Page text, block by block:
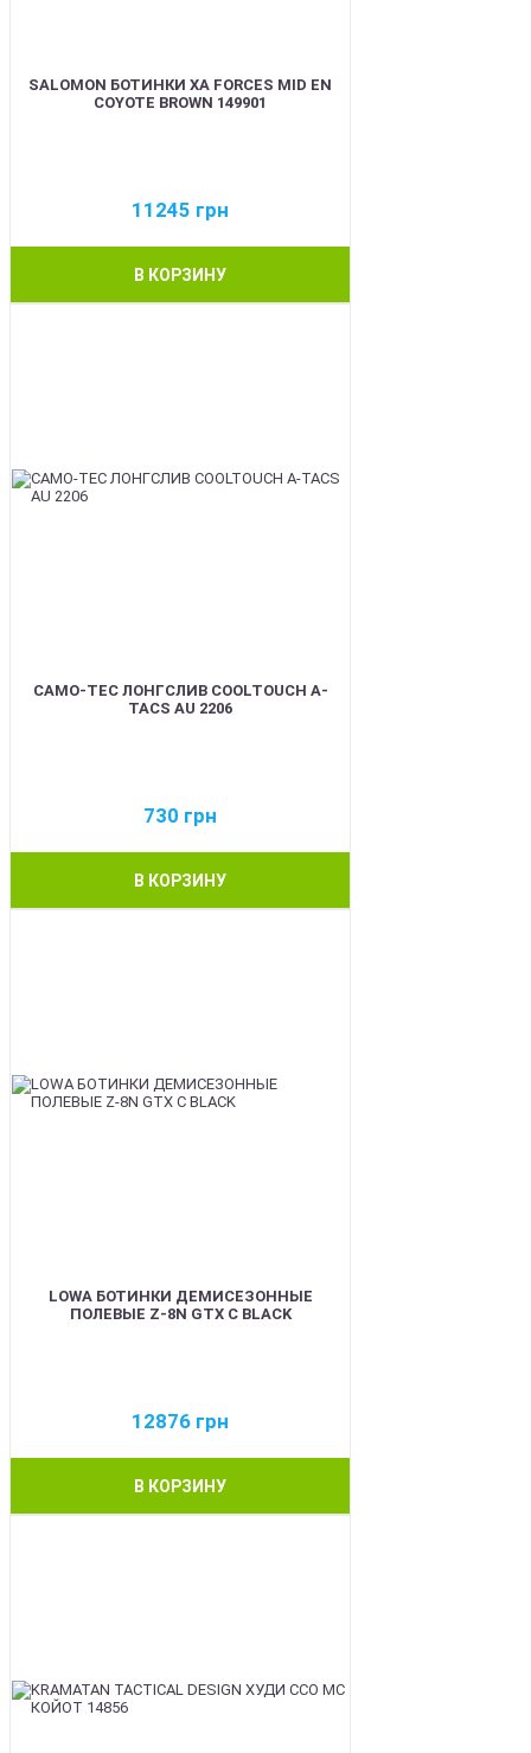
SALOMON БОТИНКИ XA FORCES MID EN
COYOTE BROWN 149901
11245 грн
В КОРЗИНУ
CAMO-TEC ЛОНГСЛИВ COOLTOUCH A-
TACS AU 2206
730 грн
В КОРЗИНУ
LOWA БОТИНКИ ДЕМИСЕЗОННЫЕ
ПОЛЕВЫЕ Z-8N GTX C BLACK
12876 грн
В КОРЗИНУ